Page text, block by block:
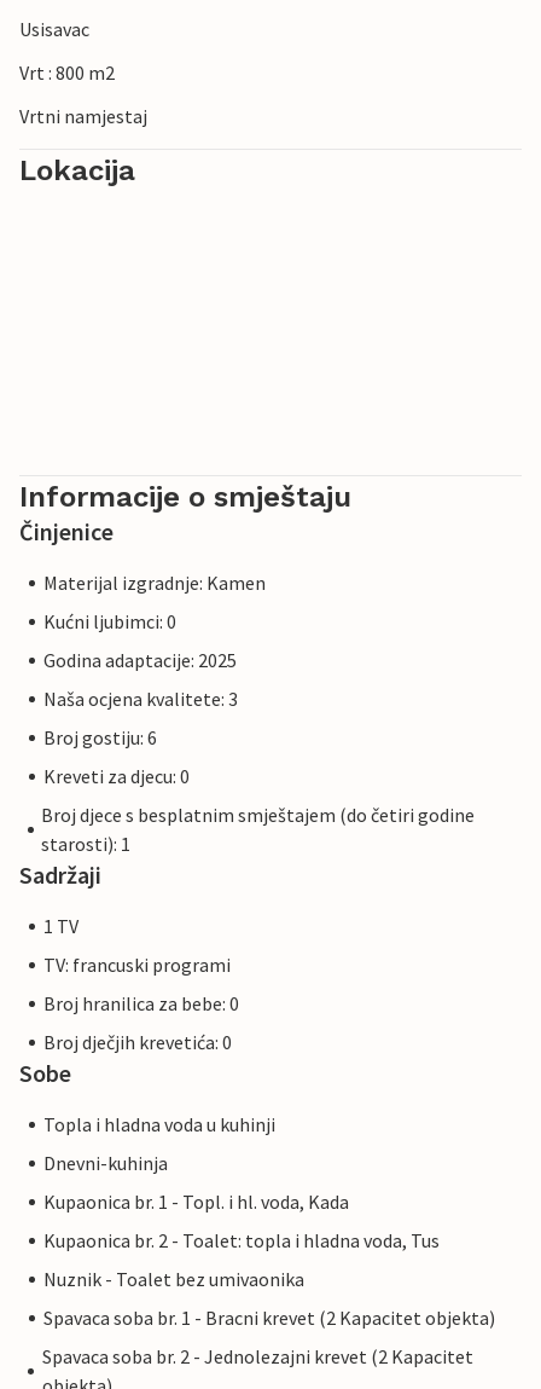
Usisavac
Vrt : 800 m2
Vrtni namjestaj
Lokacija
Informacije o smještaju
Činjenice
Materijal izgradnje: Kamen
Kućni ljubimci: 0
Godina adaptacije: 2025
Naša ocjena kvalitete: 3
Broj gostiju: 6
Kreveti za djecu: 0
Broj djece s besplatnim smještajem (do četiri godine
starosti): 1
Sadržaji
1 TV
TV: francuski programi
Broj hranilica za bebe: 0
Broj dječjih krevetića: 0
Sobe
Topla i hladna voda u kuhinji
Dnevni-kuhinja
Kupaonica br. 1 - Topl. i hl. voda, Kada
Kupaonica br. 2 - Toalet: topla i hladna voda, Tus
Nuznik - Toalet bez umivaonika
Spavaca soba br. 1 - Bracni krevet (2 Kapacitet objekta)
Spavaca soba br. 2 - Jednolezajni krevet (2 Kapacitet